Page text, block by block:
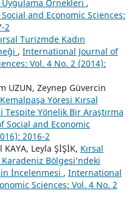
Örnekleri ,
and Economic Sciences:
2
Turizmde Kadın
, International Journal of
Vol. 4 No. 2 (2014):
UZUN, Zeynep Güvercin
Yöresi Kırsal
Yönelik Bir Araştırma
Social and Economic
2016-2
Leyla ŞİŞİK, Kırsal
Bölgesi’ndeki
İncelenmesi , International
Sciences: Vol. 4 No. 2